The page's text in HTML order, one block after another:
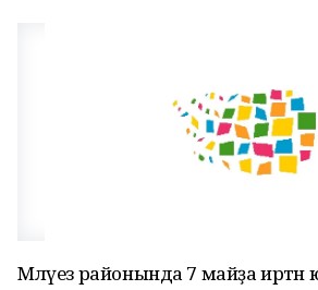
Мәләүез районында 7 майҙа иртән